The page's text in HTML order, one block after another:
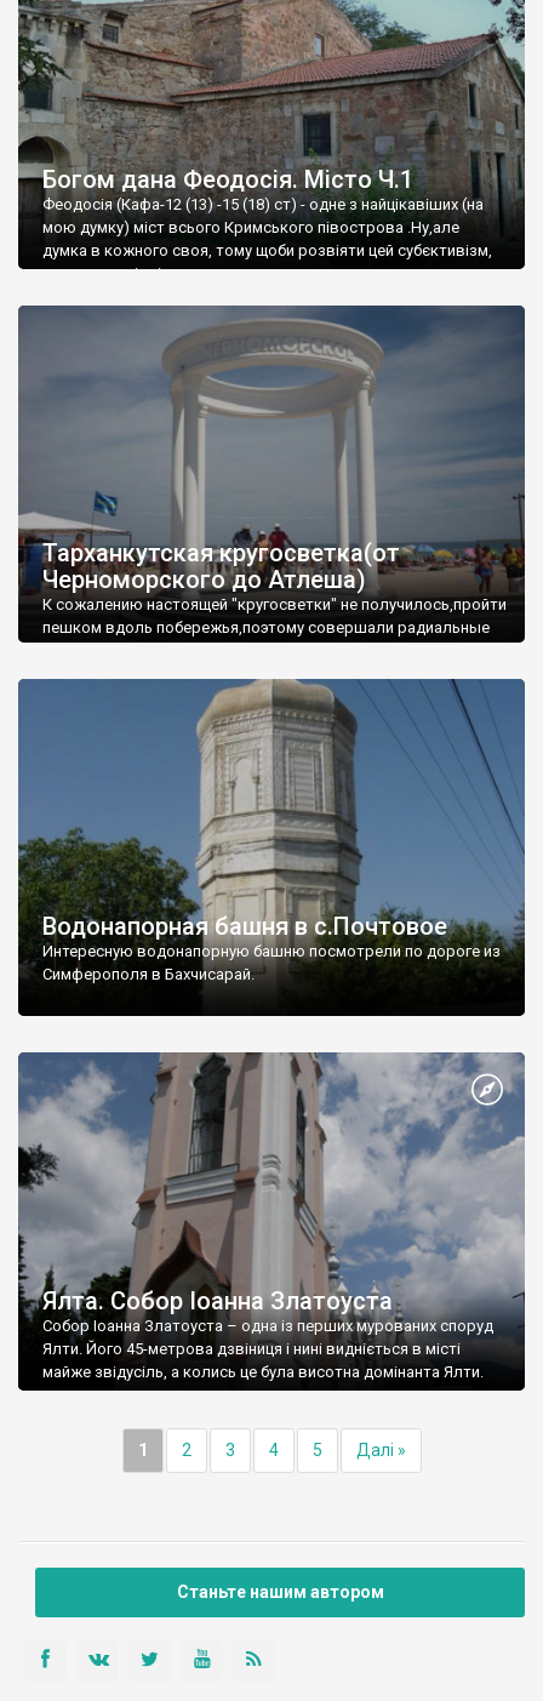
Богом дана Феодосія. Місто Ч.1
Феодосія (Кафа-12 (13) -15 (18) ст) - одне з найцікавіших (на
мою думку) міст всього Кримського півострова .Ну,але
думка в кожного своя, тому щоби розвіяти цей субєктивізм,
запрошую відвідати це
Тарханкутская кругосветка(от
Черноморского до Атлеша)
К сожалению настоящей "кругосветки" не получилось,пройти
пешком вдоль побережья,поэтому совершали радиальные
Водонапорная башня в с.Почтовое
Интересную водонапорную башню посмотрели по дороге из
Симферополя в Бахчисарай.
Ялта. Собор Іоанна Златоуста
Собор Іоанна Златоуста – одна із перших мурованих споруд
Ялти. Його 45-метрова дзвіниця і нині видніється в місті
майже звідусіль, а колись це була висотна домінанта Ялти.
1 2 3 4 5 Далі »
Станьте нашим автором